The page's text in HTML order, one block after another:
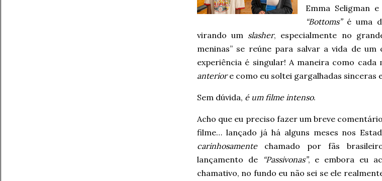
Emma Seligman
“Bottoms”é uma
virando um slasher, especialmente no
meninas” se reúne para salvar a vida de
experiência é singular! A maneira como
anteriore como eu soltei gargalhadas sinceras
Sem dúvida, é um filme intenso.
Acho que eu preciso fazer um breve
filme… lançado já há alguns meses nos
carinhosamentechamado por fãs
lançamento de
“Passivonas”, e embora eu
chamativo, no fundo eu não sei se ele